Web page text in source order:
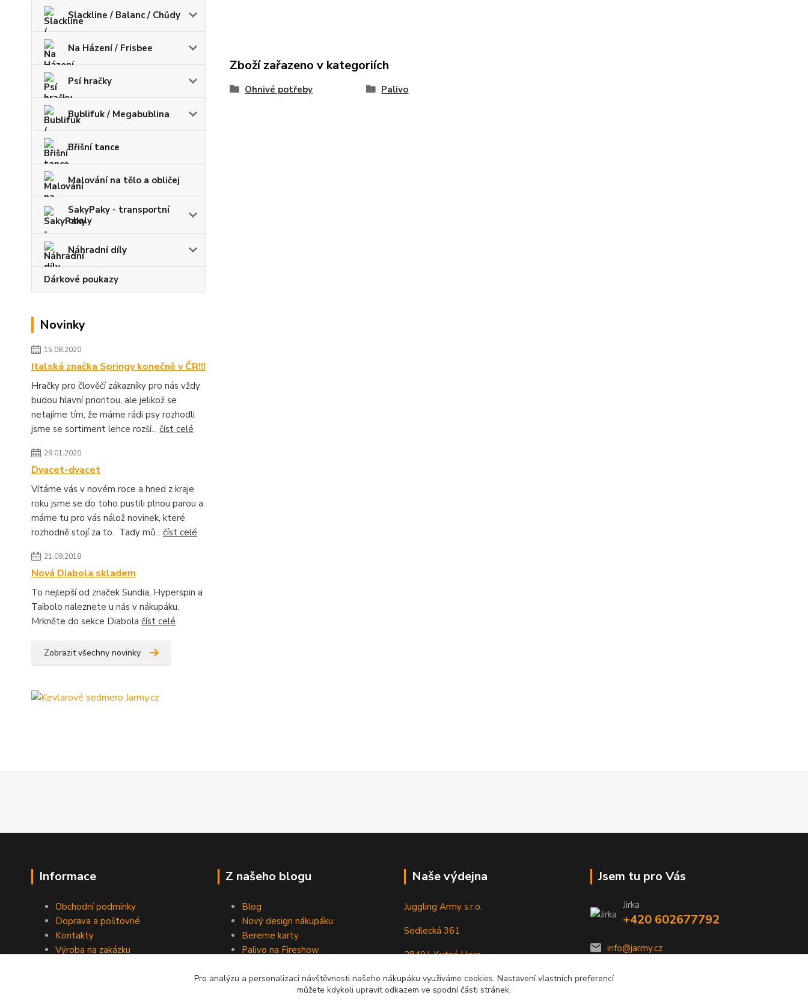
Slackline / Balanc / Chůdy
Na Házení / Frisbee
Psí hračky
Bublifuk / Megabublina
Břišní tance
Malování na tělo a obličej
SakyPaky - transportní
obaly
Náhradní díly
Dárkové poukazy
Novinky
15.08.2020
Italská značka Springy konečně v ČR!!!
Hračky pro člověčí zákazníky pro nás vždy
budou hlavní prioritou, ale jelikož se
netajíme tím, že máme rádi psy rozhodli
jsme se sortiment lehce rozší... číst celé
29.01.2020
Dvacet-dvacet
Vítáme vás v novém roce a hned z kraje
roku jsme se do toho pustili plnou parou a
máme tu pro vás nálož novinek, které
rozhodně stojí za to. Tady mů... číst celé
21.09.2018
Nová Diabola skladem
To nejlepší od značek Sundia, Hyperspin a
Taibolo naleznete u nás v nákupáku.
Mrkněte do sekce Diabola číst celé
Zobrazit všechny novinky
Zboží zařazeno v kategoriích
Ohnivé potřeby Palivo
Informace
Obchodní podmínky
Doprava a poštovné
Kontakty
Výroba na zakázku
Z našeho blogu
Blog
Nový design nákupáku
Bereme karty
Palivo na Fireshow
Naše výdejna
Juggling Army s.r.o.
Sedlecká 361
28401 Kutná Hora
Jsem tu pro Vás
Jirka
+420 602677792
info@jarmy.cz
Pro analýzu a personalizaci návštěvnosti našeho nákupáku využíváme cookies. Nastavení vlastních preferencí
můžete kdykoli upravit odkazem ve spodní části stránek.